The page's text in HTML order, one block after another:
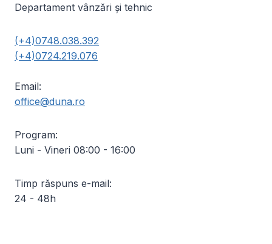
Departament vânzări și tehnic
(+4)0748.038.392
(+4)0724.219.076
Email:
office@duna.ro
Program:
Luni - Vineri 08:00 - 16:00
Timp răspuns e-mail:
24 - 48h